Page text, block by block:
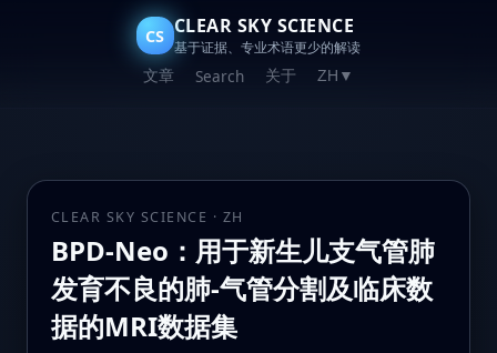
CS CLEAR SKY SCIENCE
基于证据、专业术语更少的解读
文章 Search 关于 ZH ▼
CLEAR SKY SCIENCE · ZH
BPD-Neo：用于新生儿支气管肺
发育不良的肺-气管分割及临床数
据的MRI数据集